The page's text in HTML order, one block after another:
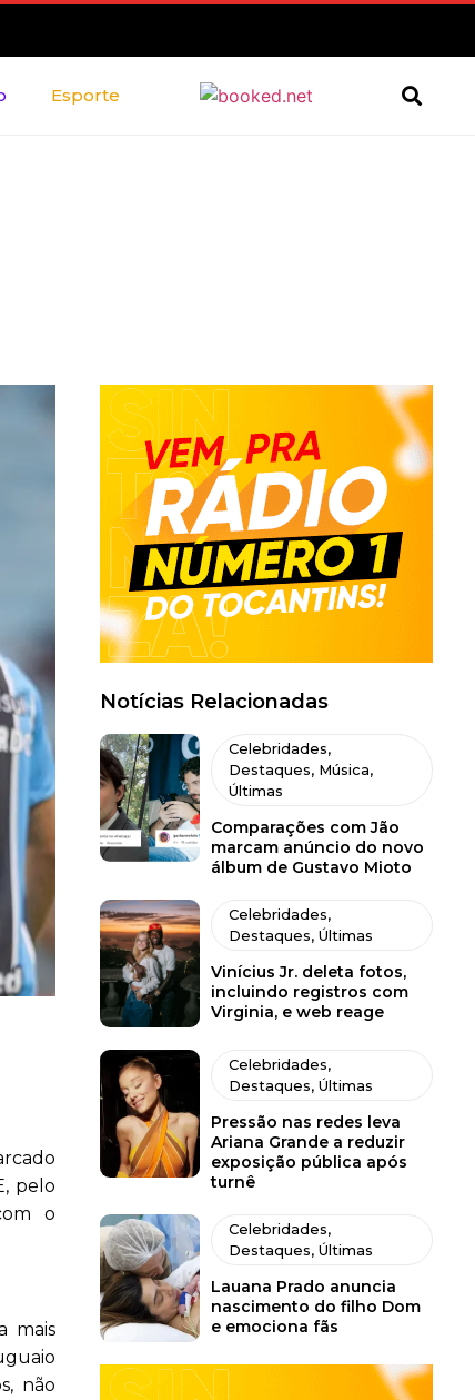
Esporte
pelo
o
mais
não
Notícias Relacionadas
Celebridades,
Destaques, Música,
Últimas
Comparações com Jão
marcam anúncio do novo
álbum de Gustavo Mioto
Celebridades,
Destaques, Últimas
Vinícius Jr. deleta fotos,
incluindo registros com
Virginia, e web reage
Celebridades,
Destaques, Últimas
Pressão nas redes leva
Ariana Grande a reduzir
exposição pública após
turnê
Celebridades,
Destaques, Últimas
Lauana Prado anuncia
nascimento do filho Dom
e emociona fãs